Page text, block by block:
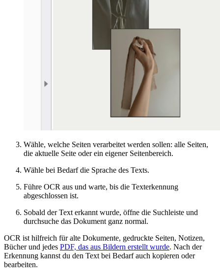
Wähle, welche Seiten verarbeitet werden sollen: alle Seiten,
die aktuelle Seite oder ein eigener Seitenbereich.
Wähle bei Bedarf die Sprache des Texts.
Führe OCR aus und warte, bis die Texterkennung
abgeschlossen ist.
Sobald der Text erkannt wurde, öffne die Suchleiste und
durchsuche das Dokument ganz normal.
OCR ist hilfreich für alte Dokumente, gedruckte Seiten, Notizen,
Bücher und jedes PDF, das aus Bildern erstellt wurde. Nach der
Erkennung kannst du den Text bei Bedarf auch kopieren oder
bearbeiten.